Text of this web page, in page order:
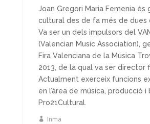
Joan Gregori Maria Femenia és
cultural des de fa més de dues
Va ser un dels impulsors del
(Valencian Music Association),
Fira Valenciana de la Música
2013, de la qual va ser director
Actualment exerceix funcions
en l’àrea de música, producció i
Pro21Cultural.
Inma